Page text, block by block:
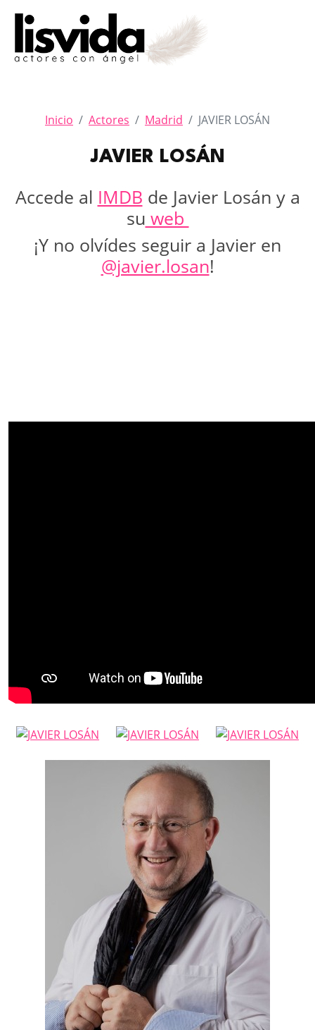
Inicio Actores Madrid JAVIER LOSÁN
JAVIER LOSÁN
Accede al IMDB de Javier Losán y a
su web
¡Y no olvídes seguir a Javier en
@javier.losan!